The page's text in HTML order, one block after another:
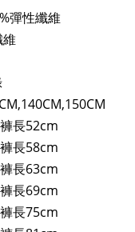
彈性纖維
維
長52cm
長58cm
長63cm
長69cm
長75cm